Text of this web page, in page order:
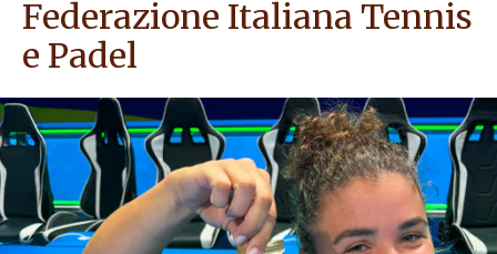
I NOSTRI PRODOTTI
LAVORA CON NOI
PROMOZIONI
Federazione Italiana Tennis
e Padel